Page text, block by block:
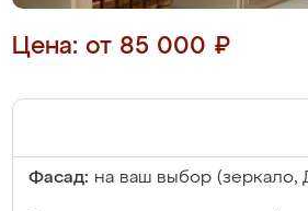
Цена: от 85 000 ₽
Фасад: на ваш выбор (зеркало,